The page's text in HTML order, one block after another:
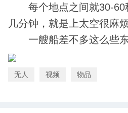
每个地点之间就30-60
几分钟，就是上太空很麻烦
一艘船差不多这么些
无人 视频 物品